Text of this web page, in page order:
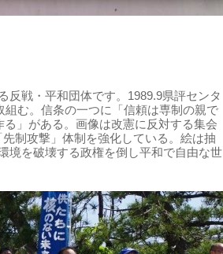
戦・平和団体です。1989.9県評センタ
む。信条の一つに「信頼は専制の親で
」がある。画像は改憲に反対する集会
制攻撃」体制を強化している。絵は抽
境を破壊する政権を倒し平和で自由な世